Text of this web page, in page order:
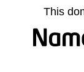
This